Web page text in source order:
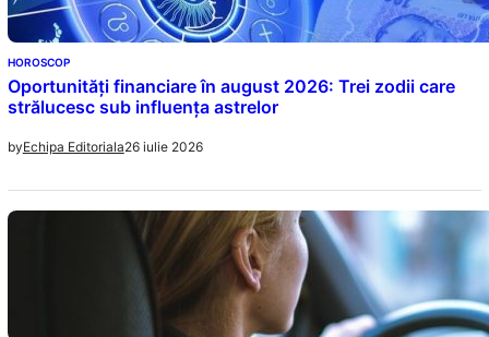
HOROSCOP
Oportunități financiare în august 2026: Trei zodii care
strălucesc sub influența astrelor
byEchipa Editoriala26 iulie 2026